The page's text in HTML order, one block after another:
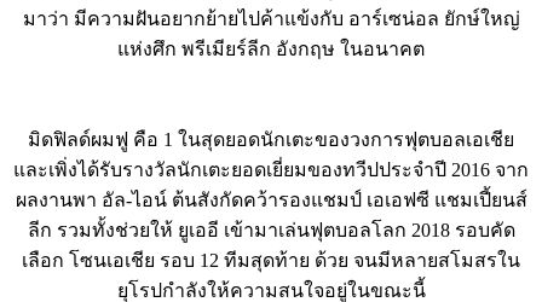
มาว่า มีความฝันอยากย้ายไปค้าแข้งกับ อาร์เซน่อล ยักษ์ใหญ่
แห่งศึก พรีเมียร์ลีก อังกฤษ ในอนาคต
มิดฟิลด์ผมฟู คือ 1 ในสุดยอดนักเตะของวงการฟุตบอลเอเชีย
และเพิ่งได้รับรางวัลนักเตะยอดเยี่ยมของทวีปประจำปี 2016 จาก
ผลงานพา อัล-ไอน์ ต้นสังกัดคว้ารองแชมป์ เอเอฟซี แชมเปี้ยนส์
ลีก รวมทั้งช่วยให้ ยูเออี เข้ามาเล่นฟุตบอลโลก 2018 รอบคัด
เลือก โซนเอเชีย รอบ 12 ทีมสุดท้าย ด้วย จนมีหลายสโมสรใน
ยุโรปกำลังให้ความสนใจอยู่ในขณะนี้